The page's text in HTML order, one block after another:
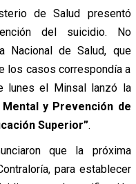
de Salud presentó
del suicidio. No
Nacional de Salud, que
los casos correspondía a
lunes el Minsal lanzó la
Mental y Prevención de
Superior”.
que la próxima
para establecer